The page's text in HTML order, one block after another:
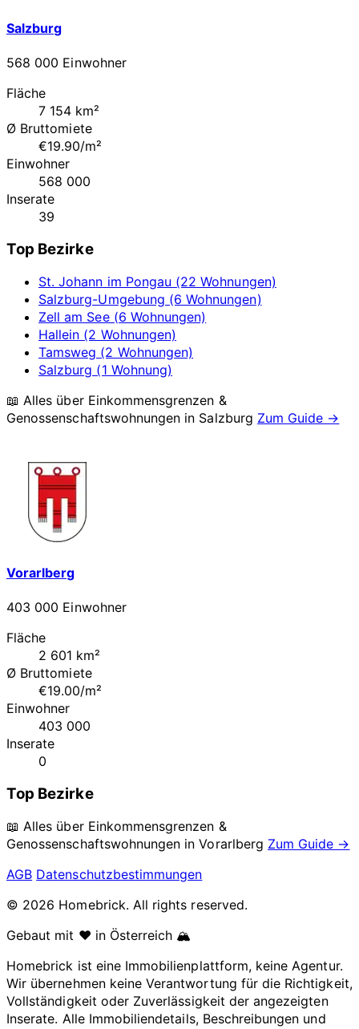
Salzburg
568 000 Einwohner
Fläche
7 154 km²
Ø Bruttomiete
€19.90/m²
Einwohner
568 000
Inserate
39
Top Bezirke
St. Johann im Pongau (22 Wohnungen)
Salzburg-Umgebung (6 Wohnungen)
Zell am See (6 Wohnungen)
Hallein (2 Wohnungen)
Tamsweg (2 Wohnungen)
Salzburg (1 Wohnung)
📖 Alles über Einkommensgrenzen &
Genossenschaftswohnungen in Salzburg Zum Guide →
Vorarlberg
403 000 Einwohner
Fläche
2 601 km²
Ø Bruttomiete
€19.00/m²
Einwohner
403 000
Inserate
0
Top Bezirke
📖 Alles über Einkommensgrenzen &
Genossenschaftswohnungen inVorarlberg Zum Guide →
AGB Datenschutzbestimmungen
© 2026 Homebrick. All rights reserved.
Gebaut mit ❤️ in Österreich 🏔️
Homebrick ist eine Immobilienplattform, keine Agentur.
Wir übernehmen keine Verantwortung für die Richtigkeit,
Vollständigkeit oder Zuverlässigkeit der angezeigten
Inserate. Alle Immobiliendetails, Beschreibungen und